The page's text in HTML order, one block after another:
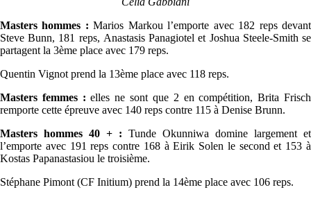
Masters hommes :Marios Markou l’emporte avec 182 reps devant
Steve Bunn, 181 reps, Anastasis Panagiotel et Joshua Steele-Smith se
partagent la 3ème place avec 179 reps.
Quentin Vignot prend la 13ème place avec 118 reps.
Masters femmes :elles ne sont que 2 en compétition, Brita Frisch
remporte cette épreuve avec 140 reps contre 115 à Denise Brunn.
Masters hommes 40 + : Tunde Okunniwa domine largement et
l’emporte avec 191 reps contre 168 à Eirik Solen le second et 153 à
Kostas Papanastasiou le troisième.
Stéphane Pimont (CF Initium) prend la 14ème place avec 106 reps.